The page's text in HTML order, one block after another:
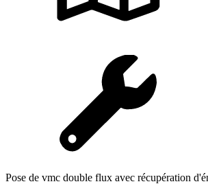
Pose de vmc double flux avec récupération